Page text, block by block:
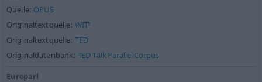
Quelle: OPUS
Originaltextquelle: WIT³
Originaltextquelle: TED
Originaldatenbank: TED Talk Parallel Corpus
Europarl